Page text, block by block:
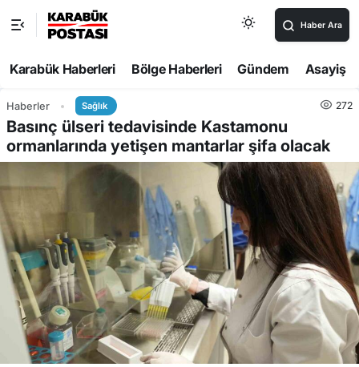
Haber Ara
Karabük Haberleri Bölge Haberleri Gündem Asayiş
Haberler Sağlık 272
Basınç ülseri tedavisinde Kastamonu
ormanlarında yetişen mantarlar şifa olacak